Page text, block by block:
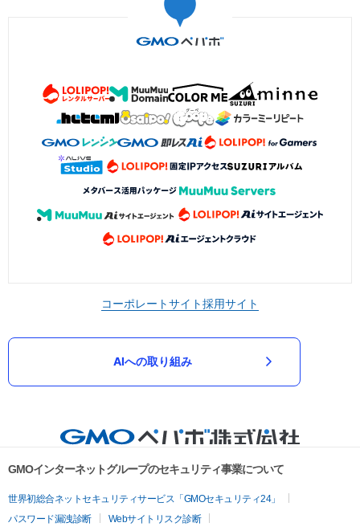
コーポレートサイト採用サイト
AIへの取り組み
GMOインターネットグループのセキュリティ事業について
世界初総合ネットセキュリティサービス「GMOセキュリティ24」
パスワード漏洩診断
Webサイトリスク診断